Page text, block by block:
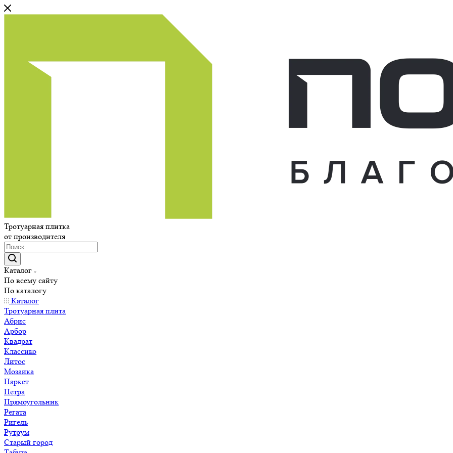
Тротуарная плитка
от производителя
Каталог
По всему сайту
По каталогу
Каталог
Тротуарная плита
Абрис
Арбор
Квадрат
Классико
Литос
Мозаика
Паркет
Петра
Прямоугольник
Регата
Ригель
Рутрум
Старый город